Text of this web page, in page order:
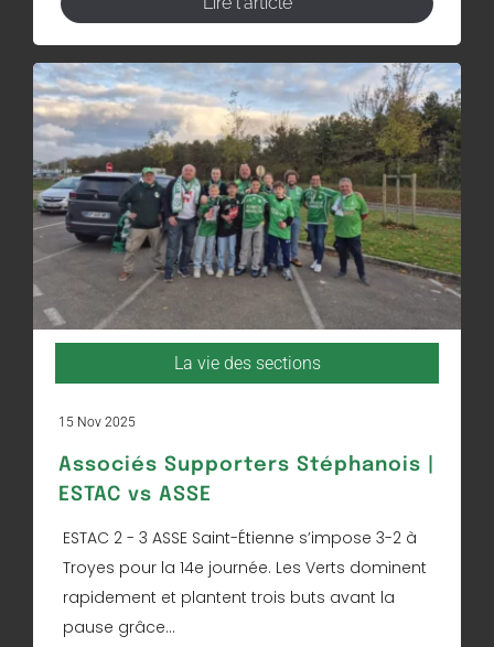
La vie des sections
15 Nov 2025
Associés Supporters Stéphanois |
ESTAC vs ASSE
ESTAC 2 - 3 ASSE Saint-Étienne s’impose 3-2 à
Troyes pour la 14e journée. Les Verts dominent
rapidement et plantent trois buts avant la
pause grâce...